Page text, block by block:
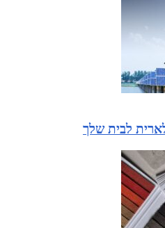
לבית שלך